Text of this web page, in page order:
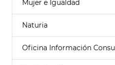
Mujer e Igualdad
Naturia
Oficina Información